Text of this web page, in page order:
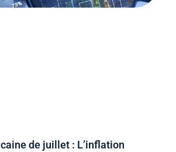
de juillet : L’inflation